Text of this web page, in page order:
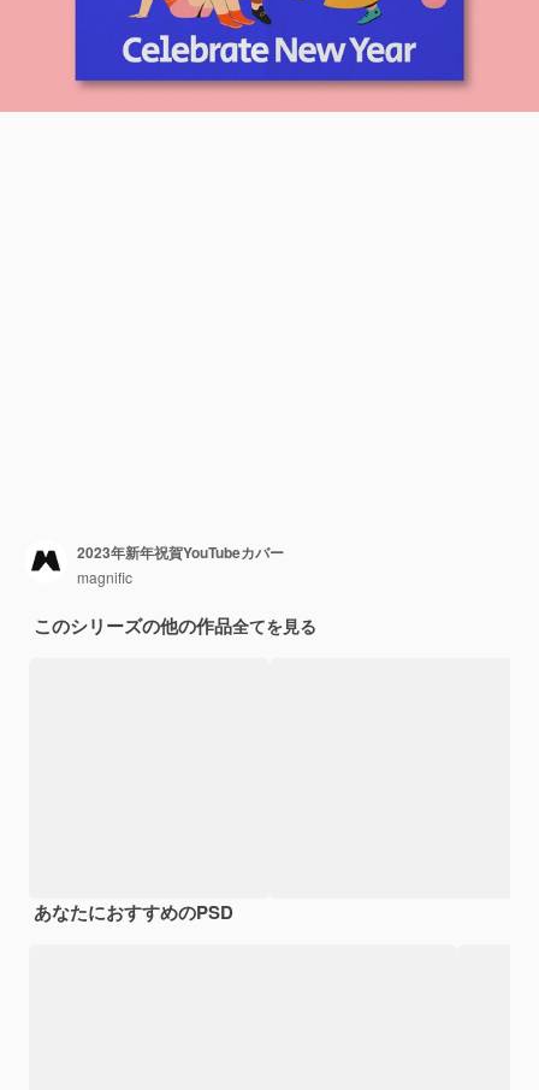
2023年新年祝賀YouTubeカバー
magnific
このシリーズの他の作品全てを見る
あなたにおすすめのPSD